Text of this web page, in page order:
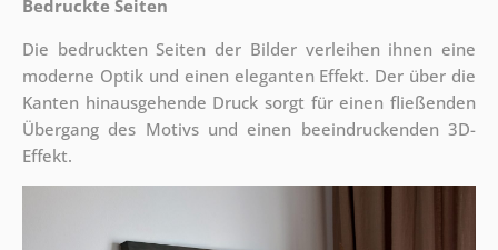
Bedruckte Seiten
Die bedruckten Seiten der Bilder verleihen ihnen eine
moderne Optik und einen eleganten Effekt. Der über die
Kanten hinausgehende Druck sorgt für einen fließenden
Übergang des Motivs und einen beeindruckenden 3D-
Effekt.